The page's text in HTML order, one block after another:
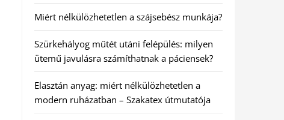
Miért nélkülözhetetlen a szájsebész munkája?
Szürkehályog műtét utáni felépülés: milyen
ütemű javulásra számíthatnak a páciensek?
Elasztán anyag: miért nélkülözhetetlen a
modern ruházatban – Szakatex útmutatója